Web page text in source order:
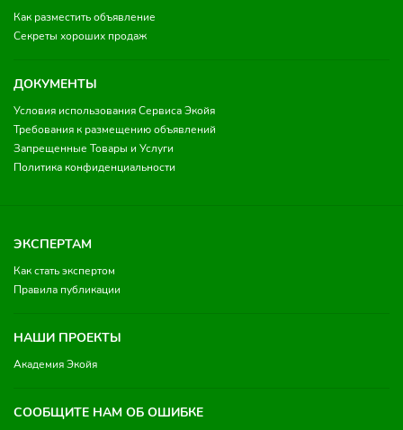
Как разместить объявление
Секреты хороших продаж
ДОКУМЕНТЫ
Условия использования Сервиса Экойя
Требования к размещению объявлений
Запрещенные Товары и Услуги
Политика конфиденциальности
ЭКСПЕРТАМ
Как стать экспертом
Правила публикации
НАШИ ПРОЕКТЫ
Академия Экойя
СООБЩИТЕ НАМ ОБ ОШИБКЕ